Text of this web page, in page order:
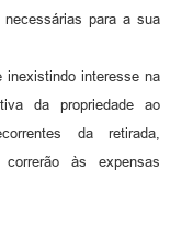
para a sua
inexistindo interesse na
da propriedade ao
da retirada,
às expensas